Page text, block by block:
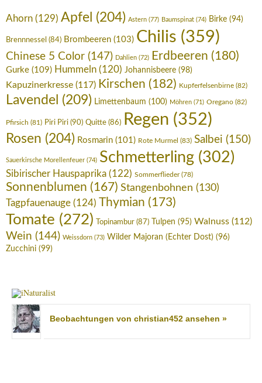
Ahorn (129) Apfel (204) Astern (77) Baumspinat (74) Birke (94)
Brennnessel (84) Brombeeren (103) Chilis (359)
Chinese 5 Color (147) Dahlien (72) Erdbeeren (180)
Gurke (109) Hummeln (120) Johannisbeere (98)
Kapuzinerkresse (117) Kirschen (182) Kupferfelsenbirne (82)
Lavendel (209) Limettenbaum (100) Möhren (71) Oregano (82)
Pfirsich (81) Piri Piri (90) Quitte (86) Regen (352)
Rosen (204) Rosmarin (101) Rote Murmel (83) Salbei (150)
Sauerkirsche Morellenfeuer (74) Schmetterling (302)
Sibirischer Hauspaprika (122) Sommerflieder(78)
Sonnenblumen (167) Stangenbohnen (130)
Tagpfauenauge (124) Thymian (173)
Tomate (272) Topinambur (87) Tulpen (95) Walnuss (112)
Wein (144) Weissdorn (73) Wilder Majoran (Echter Dost) (96)
Zucchini (99)
Beobachtungen von christian452 ansehen »